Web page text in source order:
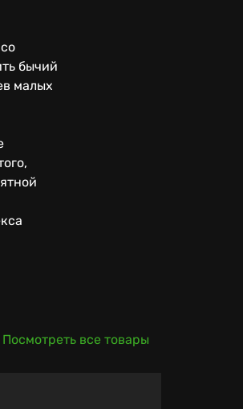
бычий
малых
Посмотреть все товары